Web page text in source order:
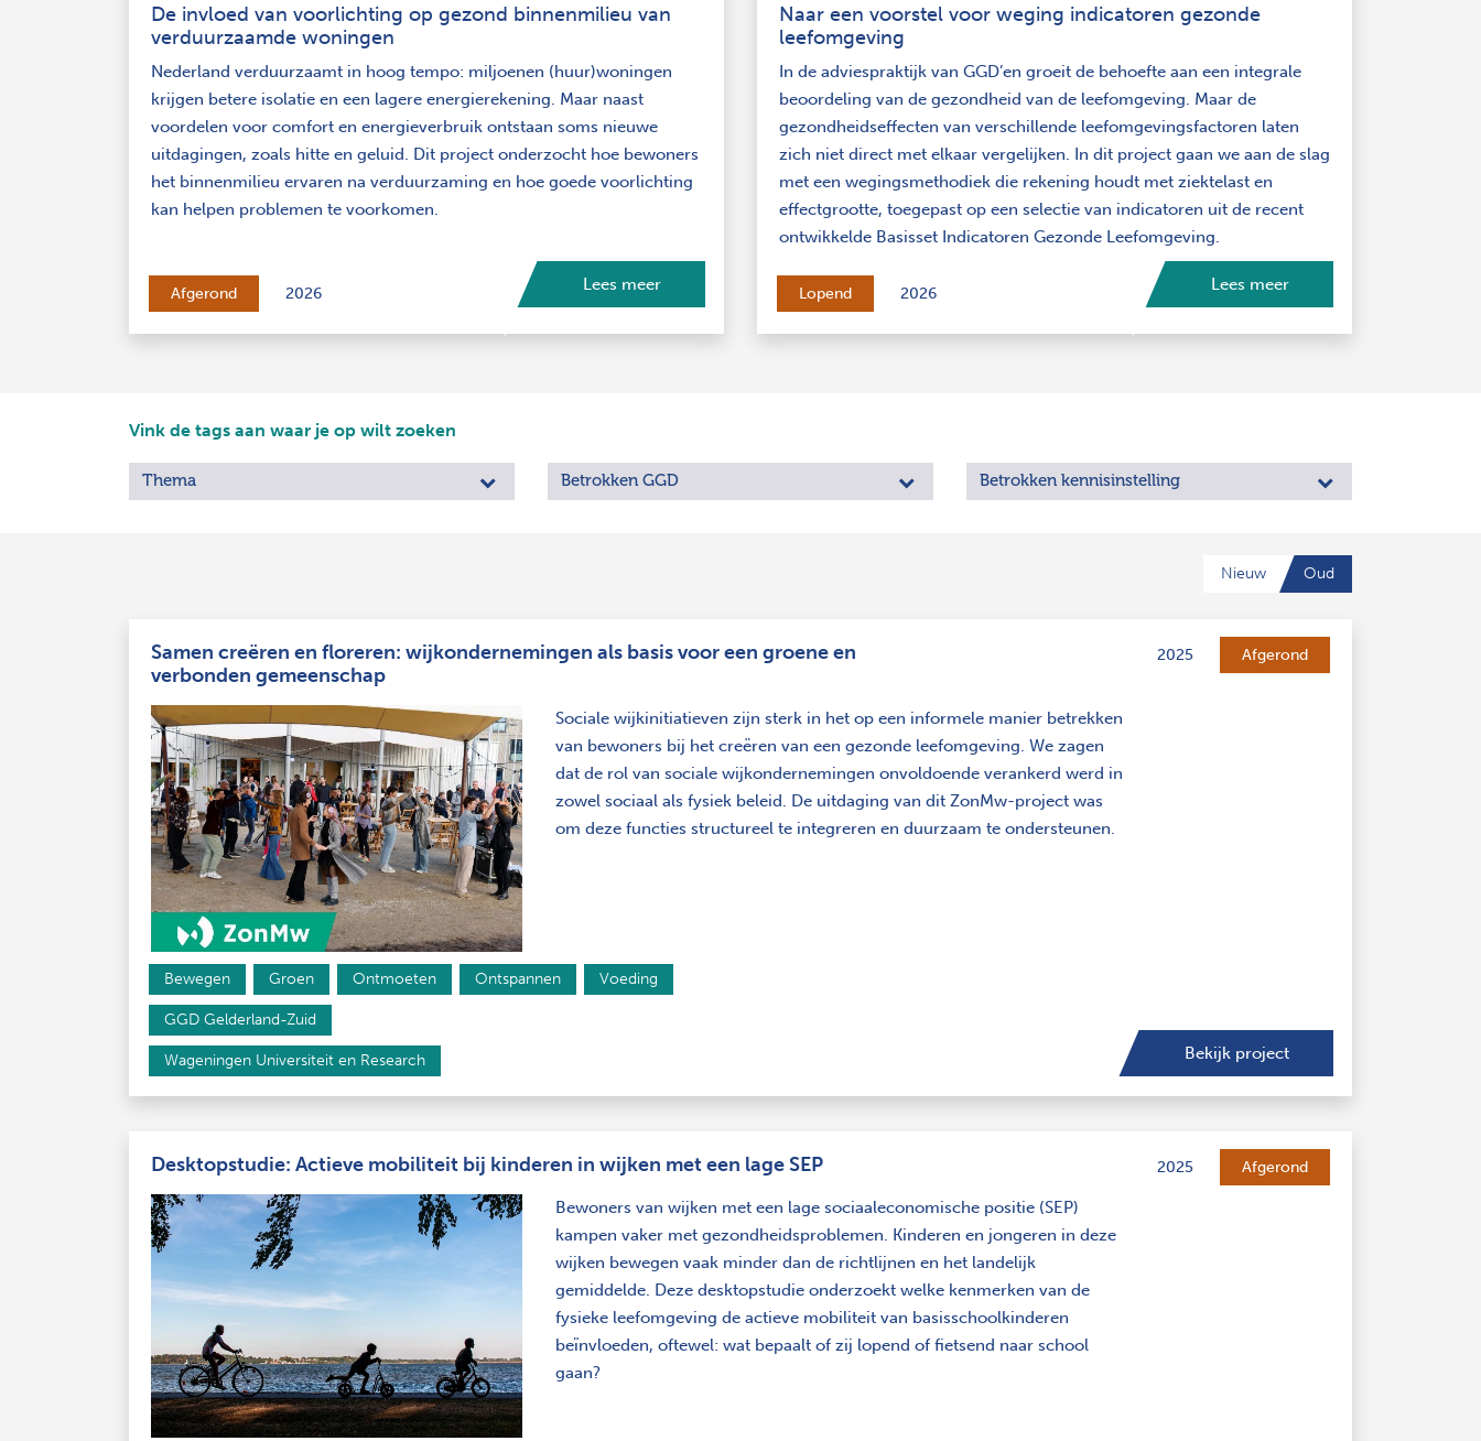
De invloed van voorlichting op gezond binnenmilieu van
verduurzaamde woningen
Nederland verduurzaamt in hoog tempo: miljoenen (huur)woningen
krijgen betere isolatie en een lagere energierekening. Maar naast
voordelen voor comfort en energieverbruik ontstaan soms nieuwe
uitdagingen, zoals hitte en geluid. Dit project onderzocht hoe bewoners
het binnenmilieu ervaren na verduurzaming en hoe goede voorlichting
kan helpen problemen te voorkomen.
Afgerond 2026 Lees meer
Naar een voorstel voor weging indicatoren gezonde
leefomgeving
In de adviespraktijk van GGD’en groeit de behoefte aan een integrale
beoordeling van de gezondheid van de leefomgeving. Maar de
gezondheidseffecten van verschillende leefomgevingsfactoren laten
zich niet direct met elkaar vergelijken. In dit project gaan we aan de slag
met een wegingsmethodiek die rekening houdt met ziektelast en
effectgrootte, toegepast op een selectie van indicatoren uit de recent
ontwikkelde Basisset Indicatoren Gezonde Leefomgeving.
Lopend 2026 Lees meer
Vink de tags aan waar je op wilt zoeken
Thema Betrokken GGD Betrokken kennisinstelling
Nieuw Oud
Samen creëren en floreren: wijkondernemingen als basis voor een groene en
verbonden gemeenschap
2025 Afgerond
Sociale wijkinitiatieven zijn sterk in het op een informele manier betrekken
van bewoners bij het creëren van een gezonde leefomgeving. We zagen
dat de rol van sociale wijkondernemingen onvoldoende verankerd werd in
zowel sociaal als fysiek beleid. De uitdaging van dit ZonMw-project was
om deze functies structureel te integreren en duurzaam te ondersteunen.
Bewegen Groen Ontmoeten Ontspannen Voeding
GGD Gelderland-Zuid
Wageningen Universiteit en Research Bekijk project
Desktopstudie: Actieve mobiliteit bij kinderen in wijken met een lage SEP 2025 Afgerond
Bewoners van wijken met een lage sociaaleconomische positie (SEP)
kampen vaker met gezondheidsproblemen. Kinderen en jongeren in deze
wijken bewegen vaak minder dan de richtlijnen en het landelijk
gemiddelde. Deze desktopstudie onderzoekt welke kenmerken van de
fysieke leefomgeving de actieve mobiliteit van basisschoolkinderen
beïnvloeden, oftewel: wat bepaalt of zij lopend of fietsend naar school
gaan?